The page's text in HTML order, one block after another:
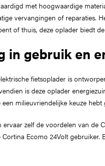
met hoogwaardige
vervangingen of reparaties.
of thuis, deze oplader biedt
in gebruik en
fietsoplader is
is deze oplader
milieuvriendelijke keuze hebt
ervaar zelf de voordelen van de
Ecomo 24Volt